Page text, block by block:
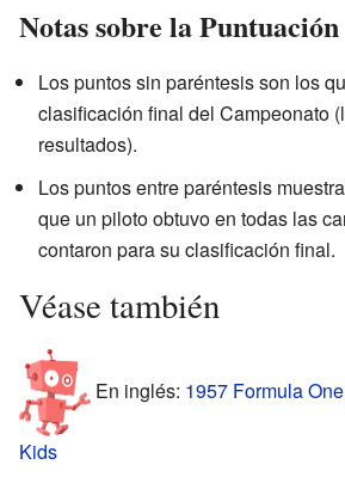
Notas sobre la Puntuación
Los puntos sin paréntesis son los
clasificación final del Campeonato
resultados).
Los puntos entre paréntesis
que un piloto obtuvo en todas las
contaron para su clasificación final.
Véase también
En inglés: 1957 Formula
Kids